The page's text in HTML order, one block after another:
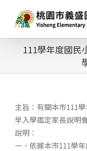
111學年度國民
主旨：有關本市111
早入學鑑定家長說明
說明：
一、依據本市111學